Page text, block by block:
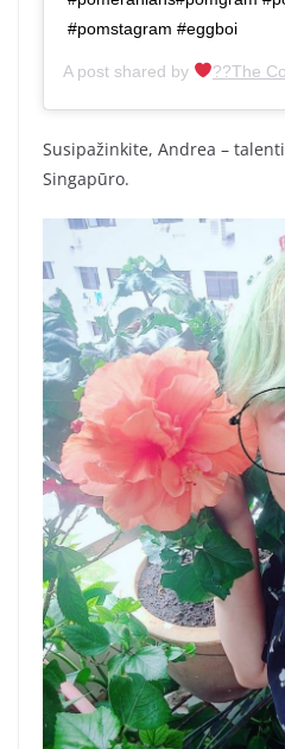
#pomstagram #eggboi
A post shared by ??The
Susipažinkite, Andrea –
Singapūro.